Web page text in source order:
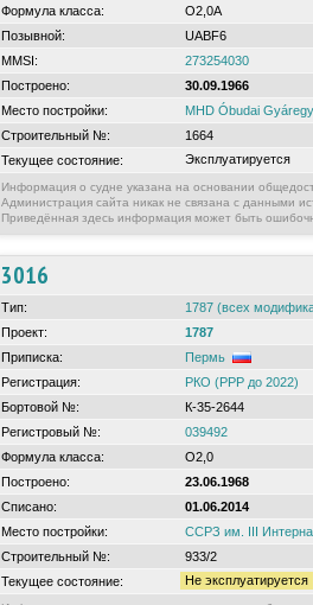
Формула класса:
О2,0А
Позывной:
UABF6
MMSI:
273254030
Построено:
30.09.1966
Место постройки:
MHD Óbudai
Строительный №:
1664
Текущее состояние:
Эксплуатируется
Информация о судне указана на основании
Администрация сайта никак не связана с данными
Приведённая здесь информация может быть
3016
Тип:
1787 (всех
Проект:
1787
Приписка:
Пермь
Регистрация:
РКО (РРР до 2022)
Бортовой №:
К-35-2644
Регистровый №:
039492
Формула класса:
О2,0
Построено:
23.06.1968
Списано:
01.06.2014
Место постройки:
ССРЗ им. III
Строительный №:
933/2
Текущее состояние:
Не эксплуатируется